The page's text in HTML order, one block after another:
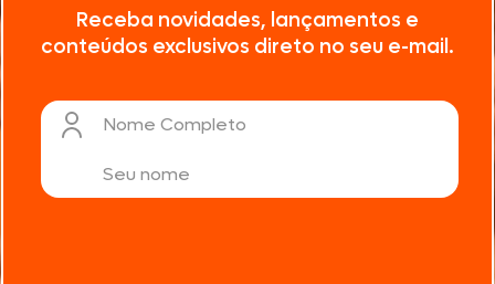
Receba novidades, lançamentos e
conteúdos exclusivos direto no seu e-mail.
Nome Completo